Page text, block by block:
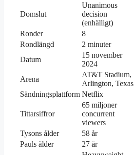
Domslut
Unanimous
decision
(enhälligt)
Ronder
8
Rondlängd
2 minuter
Datum
15 november
2024
Arena
AT&T Stadium,
Arlington, Texas
Sändningsplattform Netflix
Tittarsiffror
65 miljoner
concurrent
viewers
Tysons ålder
58 år
Pauls ålder
27 år